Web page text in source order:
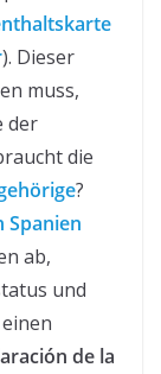
). Dieser
muss,
der
die
?
Spanien
ab,
und
de la